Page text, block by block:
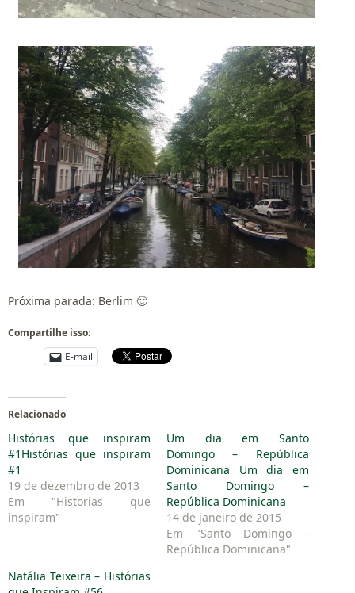
Próxima parada: Berlim 🙂
Compartilhe isso:
E-mail
Relacionado
Histórias que inspiram
#1Histórias que inspiram
#1
19 de dezembro de 2013
Em "Historias que
inspiram"
Um dia em Santo
Domingo – República
Dominicana Um dia em
Santo Domingo –
República Dominicana
14 de janeiro de 2015
Em "Santo Domingo -
República Dominicana"
Natália Teixeira – Histórias